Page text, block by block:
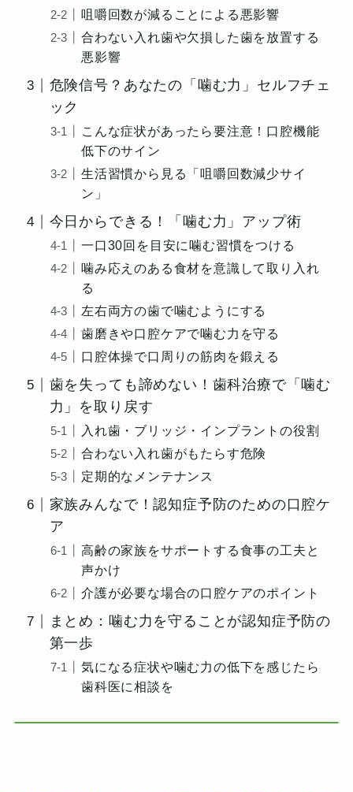
咀嚼回数が減ることによる悪影響
合わない入れ歯や欠損した歯を放置する
悪影響
危険信号？あなたの「噛む力」セルフチェ
ック
こんな症状があったら要注意！口腔機能
低下のサイン
生活習慣から見る「咀嚼回数減少サイ
ン」
今日からできる！「噛む力」アップ術
一口30回を目安に噛む習慣をつける
噛み応えのある食材を意識して取り入れ
る
左右両方の歯で噛むようにする
歯磨きや口腔ケアで噛む力を守る
口腔体操で口周りの筋肉を鍛える
歯を失っても諦めない！歯科治療で「噛む
力」を取り戻す
入れ歯・ブリッジ・インプラントの役割
合わない入れ歯がもたらす危険
定期的なメンテナンス
家族みんなで！認知症予防のための口腔ケ
ア
高齢の家族をサポートする食事の工夫と
声かけ
介護が必要な場合の口腔ケアのポイント
まとめ：噛む力を守ることが認知症予防の
第一歩
気になる症状や噛む力の低下を感じたら
歯科医に相談を